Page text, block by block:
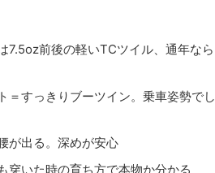
7.5oz前後の軽いTCツイル、通年なら
＝すっきりブーツイン。乗車姿勢でし
が出る。深めが安心
穿いた時の育ち方で本物か分かる